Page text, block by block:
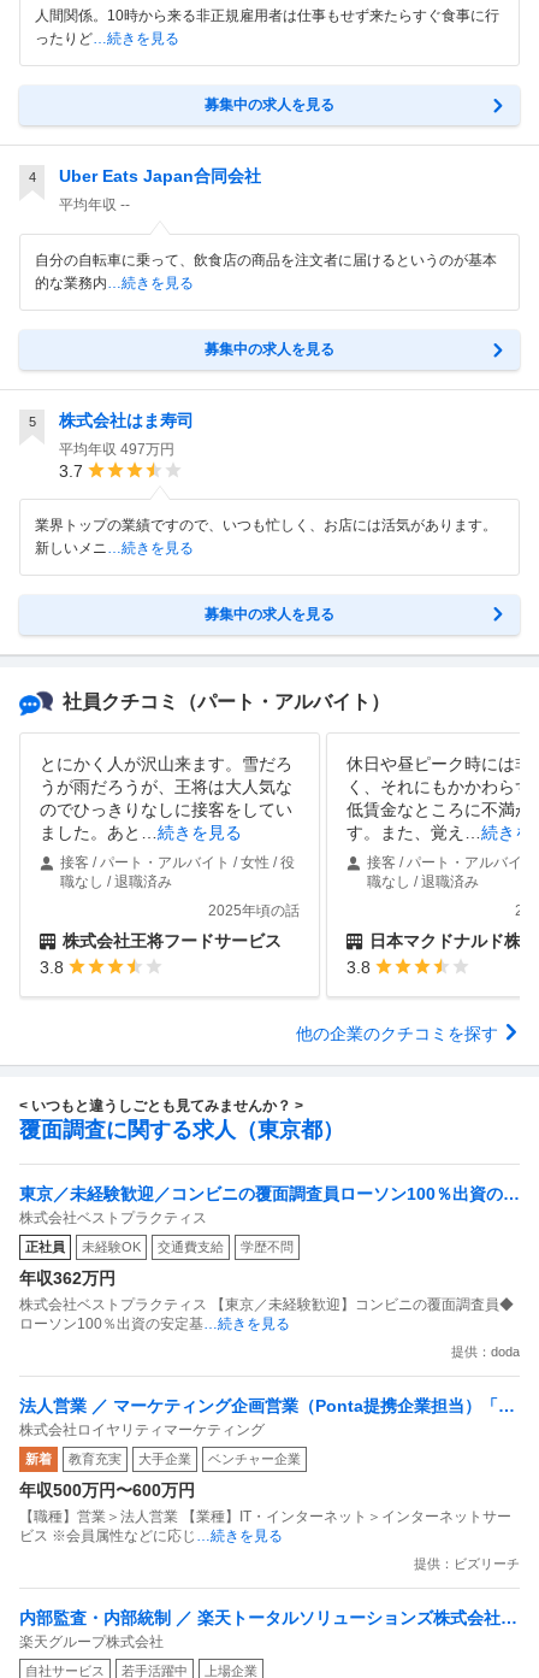
人間関係。10時から来る非正規雇用者は仕事もせず来たらすぐ食事に行
ったりど…続きを見る
募集中の求人を見る
4 Uber Eats Japan合同会社
平均年収 --
自分の自転車に乗って、飲食店の商品を注文者に届けるというのが基本
的な業務内…続きを見る
募集中の求人を見る
5 株式会社はま寿司
平均年収 497万円
3.7
業界トップの業績ですので、いつも忙しく、お店には活気があります。
新しいメニ
…続きを見る
募集中の求人を見る
社員クチコミ （パート・アルバイト）
とにかく人が沢山来ます。雪だろ
うが雨だろうが、王将は大人気な
のでひっきりなしに接客をしてい
ました。あと
続きを見る
接客 / パート・アルバイト / 女性 / 役
職なし / 退職済み
2025年頃の話
株式会社王将フードサービス
3.8
休日や昼ピーク時には非
く、それにもかかわらず
低賃金なところに不満が
す。また、覚え
続きを
接客 / パート・アルバイ
職なし / 退職済み
日本マクドナルド株
3.8
他の企業のクチコミを探す
< いつもと違うしごとも見てみませんか？ >
覆面調査に関する求人（東京都）
東京／未経験歓迎／コンビニの覆面調査員ローソン100％出資の安
定基盤／月５日在宅／残業月10時間
株式会社ベストプラクティス
正社員 未経験OK 交通費支給 学歴不問
年収362万円
株式会社ベストプラクティス 【東京／未経験歓迎】コンビニの覆面調査員◆
ローソン100％出資の安定基 …続きを見る
提供：doda
法人営業 ／ マーケティング企画営業（Ponta提携企業担当）「国
内最大級の共通ポイントサービスを展開／無駄のない消費社会を
目指すデータマーケティングカンパニー」
株式会社ロイヤリティマーケティング
新着 教育充実 大手企業 ベンチャー企業
年収500万円〜600万円
【職種】営業＞法人営業 【業種】IT・インターネット＞インターネットサー
ビス ※会員属性などに応じ
…続きを見る
提供：ビズリーチ
内部監査・内部統制 ／ 楽天トータルソリューションズ株式会社
戦略事業コンプライアンス支援部 業務統制支援課：ショップコン
楽天グループ株式会社
自社サービス 若手活躍中 上場企業